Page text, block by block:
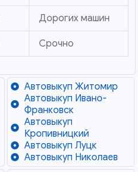
Дорогих машин
Срочно
Автовыкуп Житомир
Автовыкуп Ивано-
Франковск
Автовыкуп
Кропивницкий
Автовыкуп Луцк
Автовыкуп Николаев